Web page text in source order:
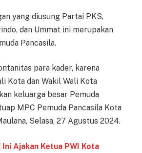
yang diusung Partai PKS,
dan Ummat ini merupakan
Pancasila.
para kader, karena
Kota dan Wakil Wali Kota
keluarga besar Pemuda
MPC Pemuda Pancasila Kota
Selasa, 27 Agustus 2024.
Ini Ajakan Ketua PWI Kota